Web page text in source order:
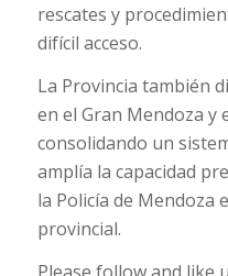
rescates y
difícil acceso.
La Provincia también
en el Gran Mendoza y
consolidando un
amplía la capacidad
la Policía de
provincial.